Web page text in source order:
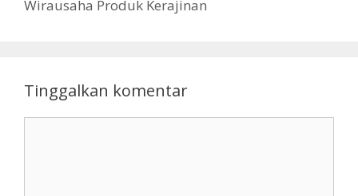
Wirausaha Produk Kerajinan
Tinggalkan komentar